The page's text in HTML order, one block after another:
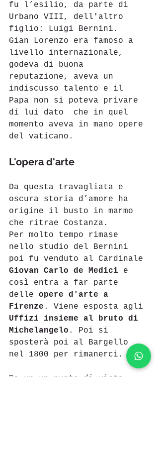
fu l’esilio, da parte di
Urbano VIII, dell'altro
figlio: Luigi Bernini.
Gian Lorenzo era famoso a
livello internazionale,
godeva di buona
reputazione, aveva un
indiscusso talento e il
Papa non si poteva privare
di lui dato  che in quel
momento aveva in mano opere
del vaticano.
L'opera d'arte
Da questa travagliata e
oscura storia d’amore ha
origine il busto in marmo
che ritrae Costanza.
Per molto tempo rimase
nello studio del Bernini
poi fu venduto al Cardinale
Giovan Carlo de Medici e
così entra a far parte
delle opere d'arte a
Firenze . Viene esposta agli
Uffizi insieme al bruto di
Michelangelo . Poi si
sposterà poi al Bargello
nel 1800 per rimanerci.
Da un un punto di vista